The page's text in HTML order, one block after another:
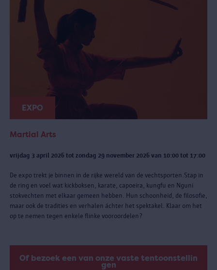
EXPO
Martial Arts
vrijdag 3 april 2026 tot zondag 29 november 2026 van 10:00 tot 17:00
De expo trekt je binnen in de rijke wereld van de vechtsporten.Stap in
de ring en voel wat kickboksen, karate, capoeira, kungfu en Nguni
stokvechten met elkaar gemeen hebben. Hun schoonheid, de filosofie,
maar ook de tradities en verhalen áchter het spektakel. Klaar om het
op te nemen tegen enkele flinke vooroordelen?
Of bezoek een van onze vaste tentoonstellin
gen